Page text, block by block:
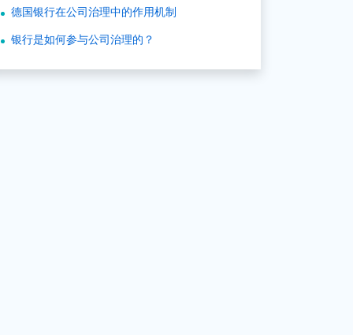
德国银行在公司治理中的作用机制
银行是如何参与公司治理的？